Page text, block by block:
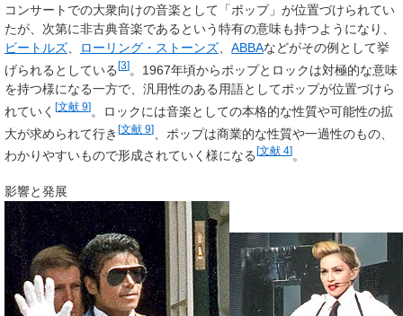
コンサートでの大衆向けの音楽として「ポップ」が位置づけられてい
たが、次第に非古典音楽であるという特有の意味も持つようになり、
ビートルズ、 ローリング・ストーンズ、 ABBAなどがその例として挙
げられるとしている [3] 。1967年頃からポップとロックは対極的な意味
を持つ様になる一方で、汎用性のある用語としてポップが位置づけら
れていく [文献 9]。ロックには音楽としての本格的な性質や可能性の拡
大が求められて行き [文献 9]
、ポップは商業的な性質や一過性のもの、
わかりやすいもので形成されていく様になる [文献 4] 。
影響と発展